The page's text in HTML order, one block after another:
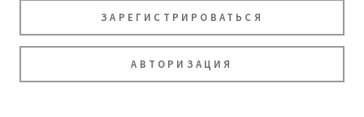
ЗАРЕГИСТРИРОВАТЬСЯ
АВТОРИЗАЦИЯ